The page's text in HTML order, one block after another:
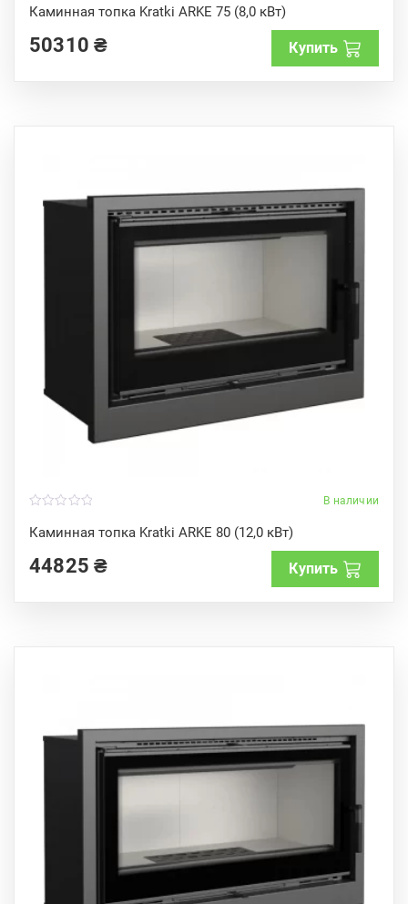
Каминная топка Kratki ARKE 75 (8,0 кВт)
o
u
o
f50310₴ Купить
В наличии
Каминная топка Kratki ARKE 80 (12,0 кВт)
o
u
o
f
44825₴ Купить